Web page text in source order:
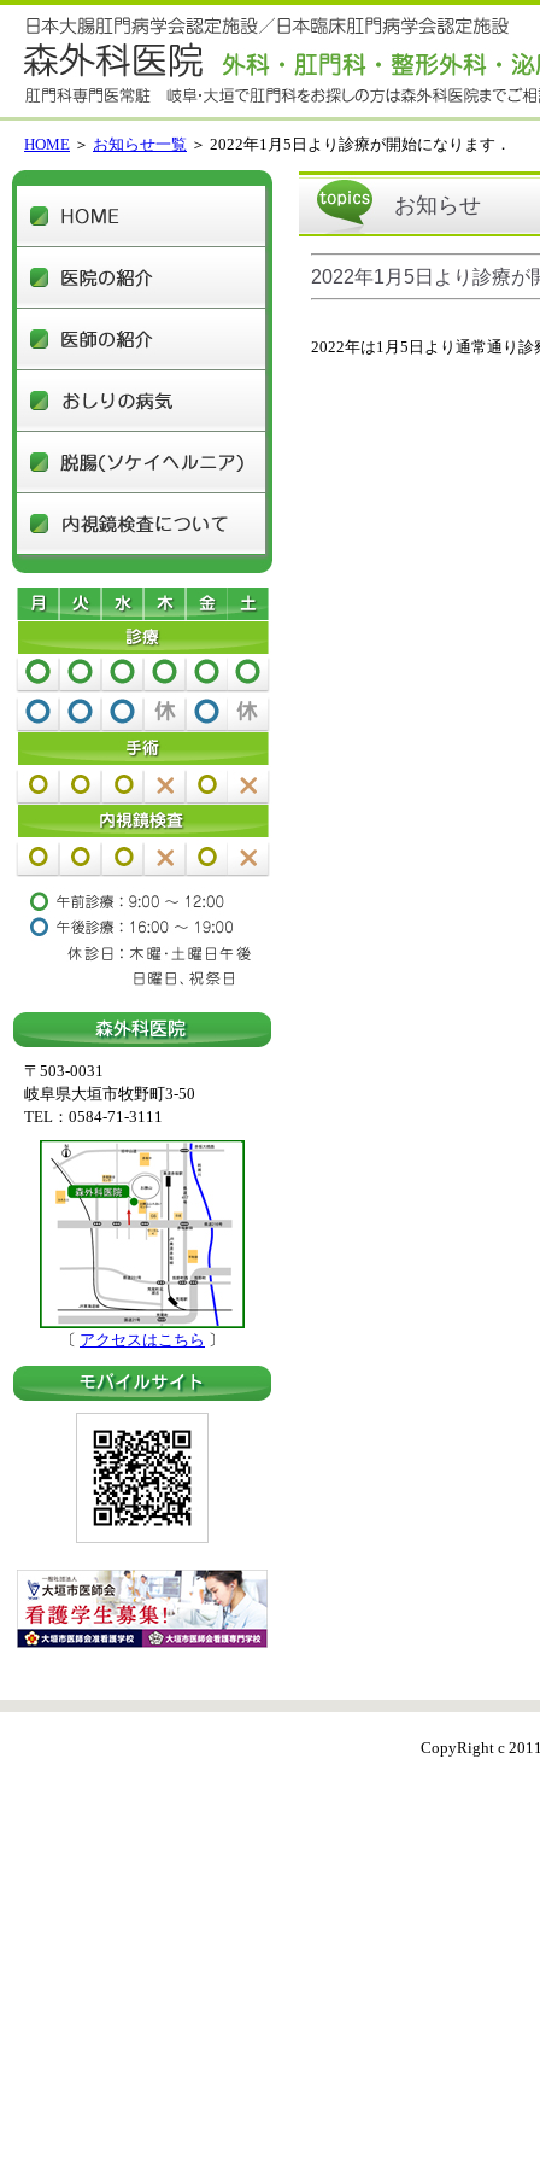
HOME ＞ お知らせ一覧 ＞ 2022年1月5日より診療が開始になります．
お知らせ
2022年1月5日より診療が
2022年は1月5日より通常通り
HOME
医院の紹介
〒503-0031
岐阜県大垣市牧野町3-50
TEL：0584-71-3111
〔 アクセスはこちら 〕
CopyRight c